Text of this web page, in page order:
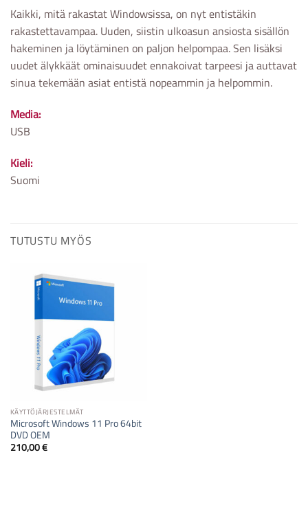
Kaikki, mitä rakastat Windowsissa, on nyt entistäkin
rakastettavampaa. Uuden, siistin ulkoasun ansiosta sisällön
hakeminen ja löytäminen on paljon helpompaa. Sen lisäksi
uudet älykkäät ominaisuudet ennakoivat tarpeesi ja auttavat
sinua tekemään asiat entistä nopeammin ja helpommin.
Media:
USB
Kieli:
Suomi
TUTUSTU MYÖS
KÄYTTÖJÄRJESTELMÄT
Microsoft Windows 11 Pro 64bit
DVD OEM
210,00€